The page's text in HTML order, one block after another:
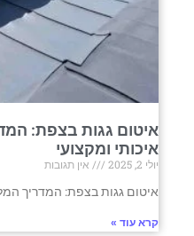
איטום גגות בצפת:
איכותי ומקצועי
יולי 2, 2025
אין תגובות
איטום גגות בצפת: המדריך
קרא עוד »